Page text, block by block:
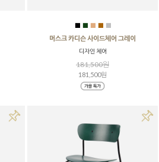
■ ■ ■ ■ ■
머스크 카디슨 사이드체어 그레이
디자인 체어
181,500원
181,500원